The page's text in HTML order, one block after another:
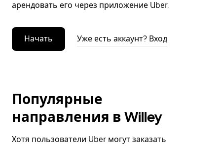
арендовать его через приложение Uber.
Начать Уже есть аккаунт? Вход
Популярные
направления в Willey
Хотя пользователи Uber могут заказать